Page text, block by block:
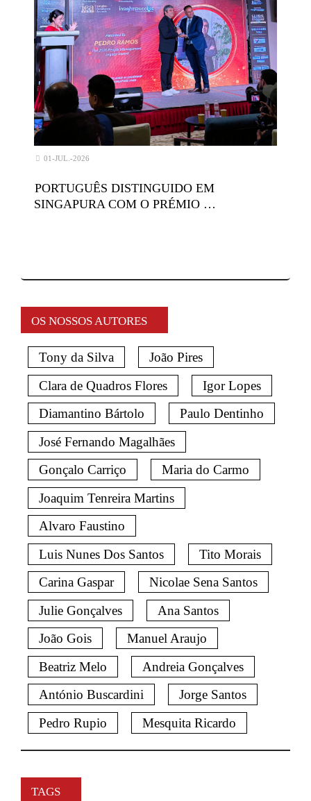
01-JUL.-2026
PORTUGUÊS DISTINGUIDO EM
SINGAPURA COM O PRÉMIO …
OS NOSSOS AUTORES
Tony da Silva
João Pires
Clara de Quadros Flores
Igor Lopes
Diamantino Bártolo
Paulo Dentinho
José Fernando Magalhães
Gonçalo Carriço
Maria do Carmo
Joaquim Tenreira Martins
Alvaro Faustino
Luis Nunes Dos Santos
Tito Morais
Carina Gaspar
Nicolae Sena Santos
Julie Gonçalves
Ana Santos
João Gois
Manuel Araujo
Beatriz Melo
Andreia Gonçalves
António Buscardini
Jorge Santos
Pedro Rupio
Mesquita Ricardo
TAGS